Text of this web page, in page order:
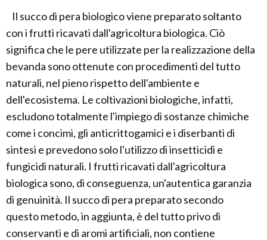
Il succo di pera biologico viene preparato soltanto
con i frutti ricavati dall'agricoltura biologica. Ciò
significa che le pere utilizzate per la realizzazione della
bevanda sono ottenute con procedimenti del tutto
naturali, nel pieno rispetto dell'ambiente e
dell'ecosistema. Le coltivazioni biologiche, infatti,
escludono totalmente l'impiego di sostanze chimiche
come i concimi, gli anticrittogamici e i diserbanti di
sintesi e prevedono solo l'utilizzo di insetticidi e
fungicidi naturali. I frutti ricavati dall'agricoltura
biologica sono, di conseguenza, un'autentica garanzia
di genuinità. Il succo di pera preparato secondo
questo metodo, in aggiunta, è del tutto privo di
conservanti e di aromi artificiali, non contiene